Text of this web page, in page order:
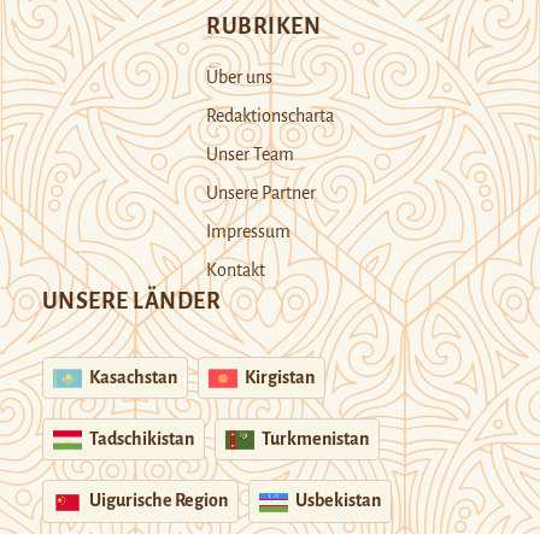
RUBRIKEN
Über uns
Redaktionscharta
Unser Team
Unsere Partner
Impressum
Kontakt
UNSERE LÄNDER
Kasachstan Kirgistan
Tadschikistan Turkmenistan
Uigurische Region Usbekistan